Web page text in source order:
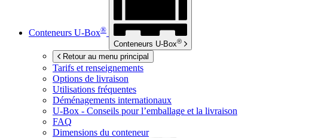
Conteneurs U-Box®
Conteneurs U-Box®
Retour au menu principal
Tarifs et renseignements
Options de livraison
Utilisations fréquentes
Déménagements internationaux
U-Box - Conseils pour l’emballage et la livraison
FAQ
Dimensions du conteneur